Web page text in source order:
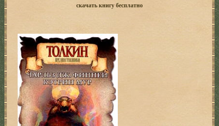
скачать книгу бесплатно